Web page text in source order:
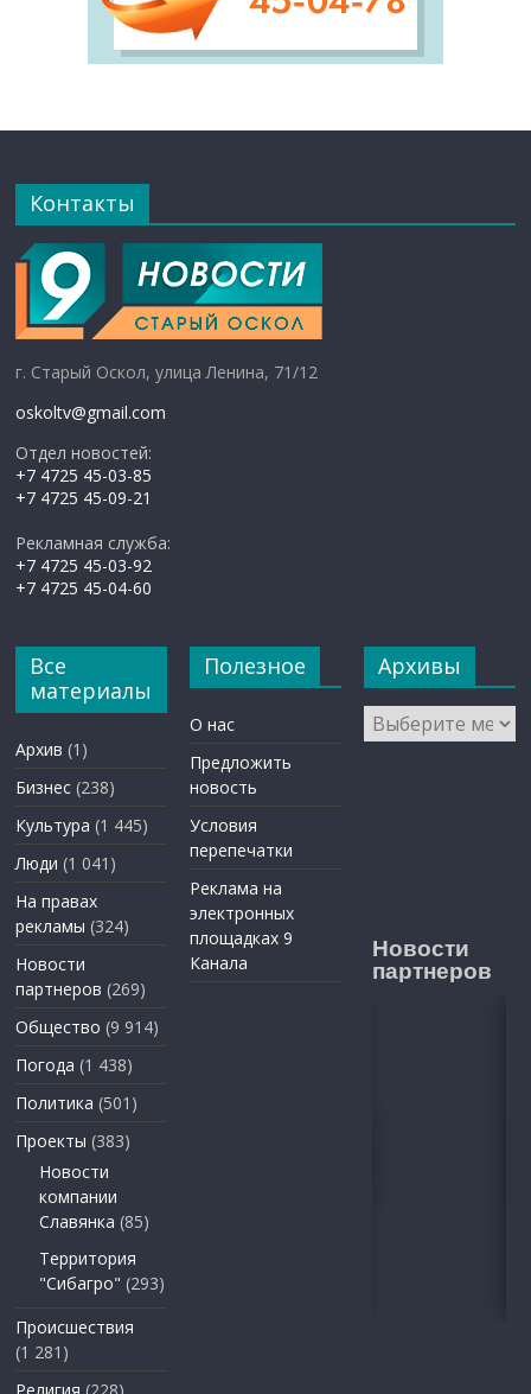
Контакты
г. Старый Оскол, улица Ленина, 71/12
oskoltv@gmail.com
Отдел новостей:
+7 4725 45-03-85
+7 4725 45-09-21
Рекламная служба:
+7 4725 45-03-92
+7 4725 45-04-60
Все
материалы
Архив (1)
Бизнес (238)
Культура (1 445)
Люди (1 041)
На правах
рекламы (324)
Новости
партнеров (269)
Общество (9 914)
Погода (1 438)
Политика (501)
Проекты (383)
Новости
компании
Славянка (85)
Территория
"Сибагро" (293)
Происшествия
(1 281)
Полезное
О нас
Предложить
новость
Условия
перепечатки
Реклама на
электронных
площадках 9
Канала
Архивы
Архивы
Новости
партнеров